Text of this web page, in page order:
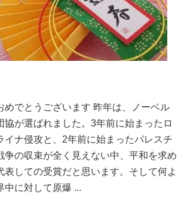
めでとうございます 昨年は、ノーベル
協が選ばれました。3年前に始まったロ
イナ侵攻と、2年前に始まったパレスチ
争の収束が全く見えない中、平和を求め
表しての受賞だと思います。そして何よ
中に対して原爆 ...